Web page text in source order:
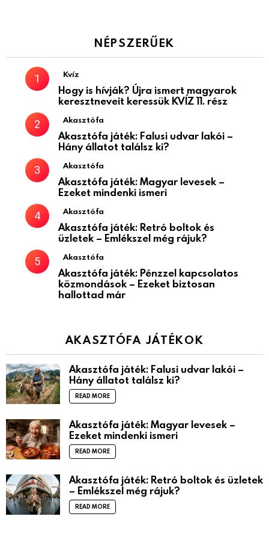
NÉPSZERŰEK
Kvíz
Hogy is hívják? Újra ismert magyarok
keresztneveit keressük KVÍZ 11. rész
Akasztófa
Akasztófa játék: Falusi udvar lakói –
Hány állatot találsz ki?
Akasztófa
Akasztófa játék: Magyar levesek –
Ezeket mindenki ismeri
Akasztófa
Akasztófa játék: Retró boltok és
üzletek – Emlékszel még rájuk?
Akasztófa
Akasztófa játék: Pénzzel kapcsolatos
közmondások – Ezeket biztosan
hallottad már
AKASZTÓFA JÁTÉKOK
Akasztófa játék: Falusi udvar lakói –
Hány állatot találsz ki?
READ MORE
Akasztófa játék: Magyar levesek –
Ezeket mindenki ismeri
READ MORE
Akasztófa játék: Retró boltok és üzletek
– Emlékszel még rájuk?
READ MORE